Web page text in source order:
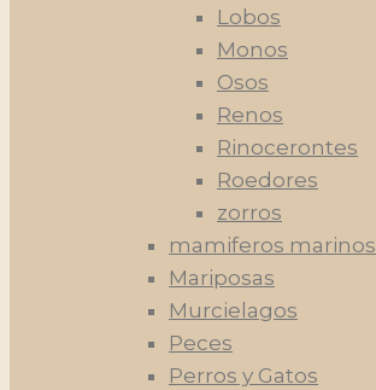
Lobos
Monos
Osos
Renos
Rinocerontes
Roedores
zorros
mamiferos marinos
Mariposas
Murcielagos
Peces
Perros y Gatos